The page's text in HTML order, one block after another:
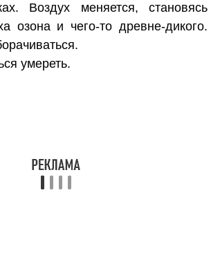
Воздух меняется, становясь
озона и чего-то древне-дикого.
умереть.